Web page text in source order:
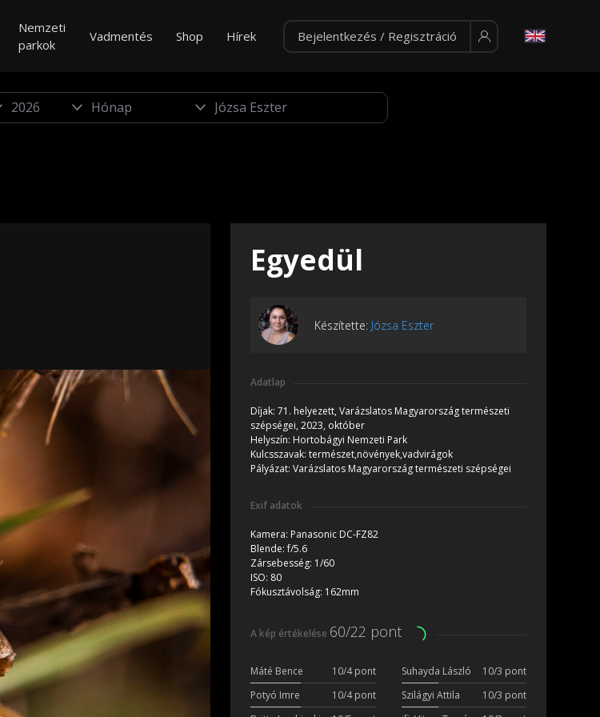
Nemzeti
parkok
Vadmentés Shop Hírek Bejelentkezés / Regisztráció
Egyedül
Készítette: Józsa Eszter
Adatlap
Díjak: 71. helyezett, Varázslatos Magyarország természeti
szépségei, 2023, október
Helyszín: Hortobágyi Nemzeti Park
Kulcsszavak: természet,növények,vadvirágok
Pályázat: Varázslatos Magyarország természeti szépségei
Exif adatok
Kamera: Panasonic DC-FZ82
Blende:f/5.6
Zársebesség: 1/60
ISO: 80
Fókusztávolság: 162mm
A kép értékelése 60/22 pont
Máté Bence 10/4 pont Suhayda László
10/3 pont
Potyó Imre
10/4 pont Szilágyi Attila
10/3 pont